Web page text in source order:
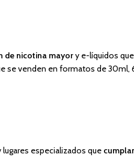
de nicotina mayory e-líquidos
se venden en formatos de 30ml,
especializados que